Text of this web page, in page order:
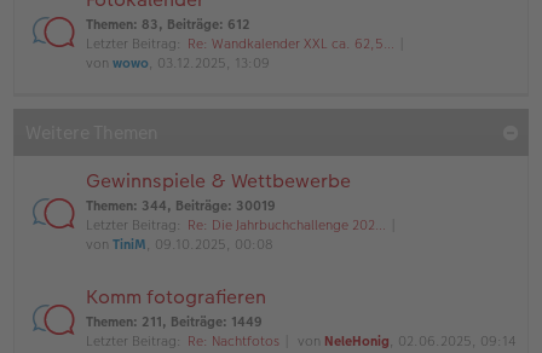
Themen: 83, Beiträge: 612
Letzter Beitrag: Re: Wandkalender XXL ca. 62,5…
von wowo, 03.12.2025, 13:09
Gewinnspiele & Wettbewerbe
Themen: 344, Beiträge: 30019
Letzter Beitrag: Re: Die Jahrbuchchallenge 202…
von TiniM, 09.10.2025, 00:08
Komm fotografieren
Themen: 211, Beiträge: 1449
Letzter Beitrag: Re: Nachtfotos von NeleHonig, 02.06.2025, 09:14